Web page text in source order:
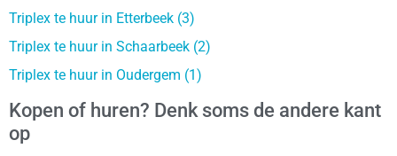
Triplex te huur in Etterbeek (3)
Triplex te huur in Schaarbeek (2)
Triplex te huur in Oudergem (1)
Kopen of huren? Denk soms de andere kant
op